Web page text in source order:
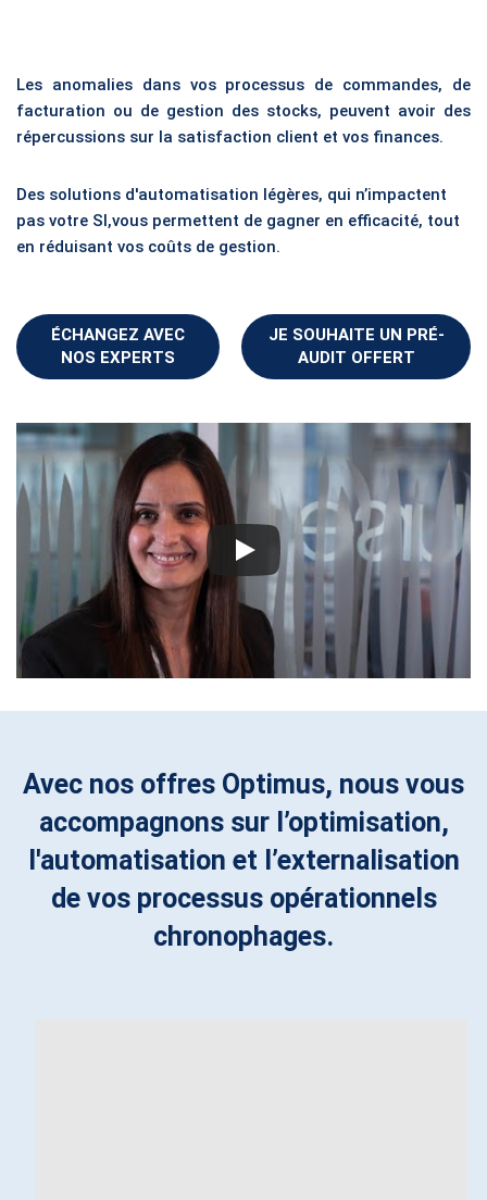
Les anomalies dans vos processus de commandes, de
facturation ou de gestion des stocks, peuvent avoir des
répercussions sur la satisfaction client et vos finances.
Des solutions d'automatisation légères, qui n’impactent
pas votre SI,vous permettent de gagner en efficacité, tout
en réduisant vos coûts de gestion.
ÉCHANGEZ AVEC
NOS EXPERTS
JE SOUHAITE UN PRÉ-
AUDIT OFFERT
Avec nos offres Optimus, nous vous
accompagnons sur l’optimisation,
l'automatisation et l’externalisation
de vos processus opérationnels
chronophages.